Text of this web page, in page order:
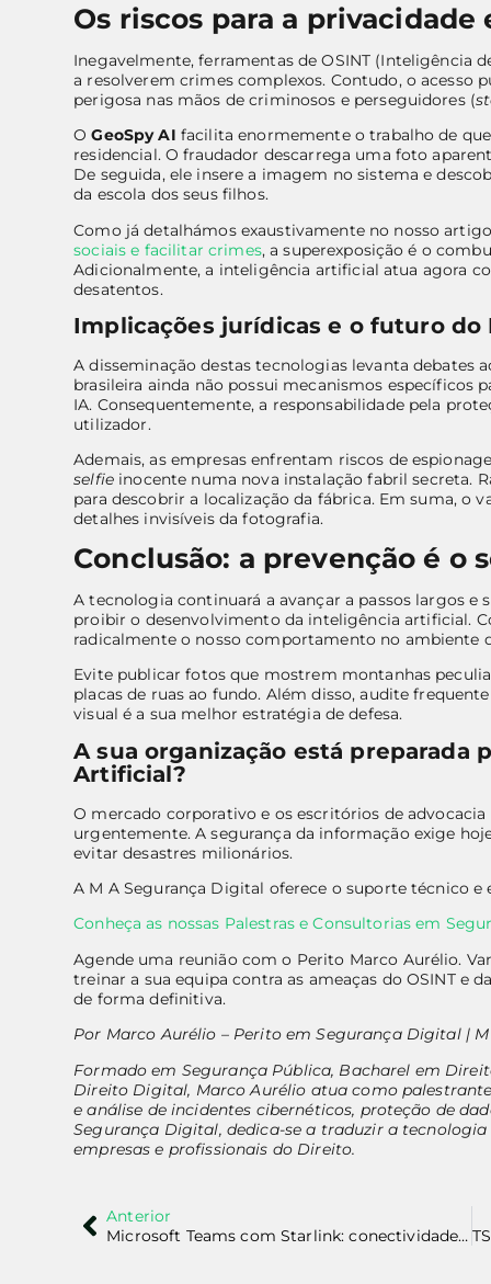
Os riscos para a privacidade
Inegavelmente, ferramentas de OSINT (Inteligência
a resolverem crimes complexos. Contudo, o acesso
perigosa nas mãos de criminosos e perseguidores (
OGeoSpy AI facilita enormemente o trabalho de
residencial. O fraudador descarrega uma foto
De seguida, ele insere a imagem no sistema e
da escola dos seus filhos.
Como já detalhámos exaustivamente no nosso
sociais e facilitar crimes, a superexposição é o
Adicionalmente, a inteligência artificial atua agora
desatentos.
Implicações jurídicas e o futuro
A disseminação destas tecnologias levanta debates
brasileira ainda não possui mecanismos específicos
IA. Consequentemente, a responsabilidade pela
utilizador.
Ademais, as empresas enfrentam riscos de
selfie inocente numa nova instalação fabril secreta.
para descobrir a localização da fábrica. Em suma, o
detalhes invisíveis da fotografia.
Conclusão: a prevenção é o
A tecnologia continuará a avançar a passos largos e
proibir o desenvolvimento da inteligência artificial.
radicalmente o nosso comportamento no ambiente
Evite publicar fotos que mostrem montanhas
placas de ruas ao fundo. Além disso, audite
visual é a sua melhor estratégia de defesa.
A sua organização está preparada
Artificial?
O mercado corporativo e os escritórios de
urgentemente. A segurança da informação exige
evitar desastres milionários.
A M A Segurança Digital oferece o suporte técnico
Conheça as nossas Palestras e Consultorias em
Agende uma reunião com o Perito Marco Aurélio.
treinar a sua equipa contra as ameaças do OSINT e
de forma definitiva.
Por Marco Aurélio – Perito em Segurança Digital |
Formado em Segurança Pública, Bacharel em
Direito Digital, Marco Aurélio atua como
e análise de incidentes cibernéticos, proteção de
Segurança Digital, dedica-se a traduzir a
empresas e profissionais do Direito.
Anterior
Microsoft Teams com Starlink: conectividade global e os novos desafios de segurança